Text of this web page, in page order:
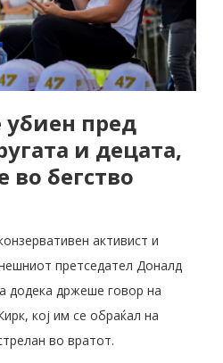
пред
и децата,
во бегство
активист и
претседател Доналд
додека држеше говор на
кој им се обраќал на
во вратот.